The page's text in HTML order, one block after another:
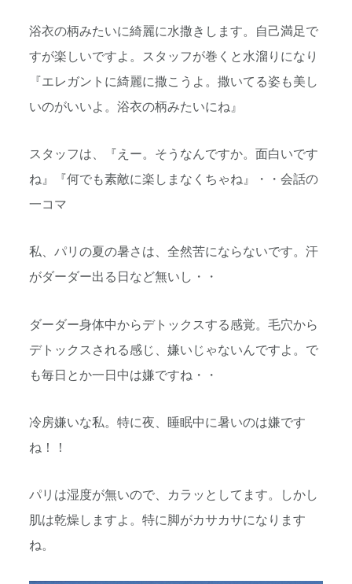
浴衣の柄みたいに綺麗に水撒きします。自己満足で
すが楽しいですよ。スタッフが巻くと水溜りになり
『エレガントに綺麗に撒こうよ。撒いてる姿も美し
いのがいいよ。浴衣の柄みたいにね』
スタッフは、『えー。そうなんですか。面白いです
ね』『何でも素敵に楽しまなくちゃね』・・会話の
一コマ
私、パリの夏の暑さは、全然苦にならないです。汗
がダーダー出る日など無いし・・
ダーダー身体中からデトックスする感覚。毛穴から
デトックスされる感じ、嫌いじゃないんですよ。で
も毎日とか一日中は嫌ですね・・
冷房嫌いな私。特に夜、睡眠中に暑いのは嫌です
ね！！
パリは湿度が無いので、カラッとしてます。しかし
肌は乾燥しますよ。特に脚がカサカサになります
ね。